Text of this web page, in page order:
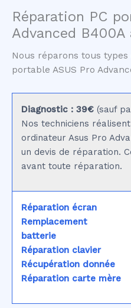
Réparation PC
Advanced B400A
Nous réparons tous
portable ASUS Pro
Diagnostic : 39€ (sauf
Nos techniciens
ordinateur Asus Pro
un devis de réparation.
avant toute réparation.
Réparation écran
Remplacement
batterie
Réparation clavier
Récupération donnée
Réparation carte mère